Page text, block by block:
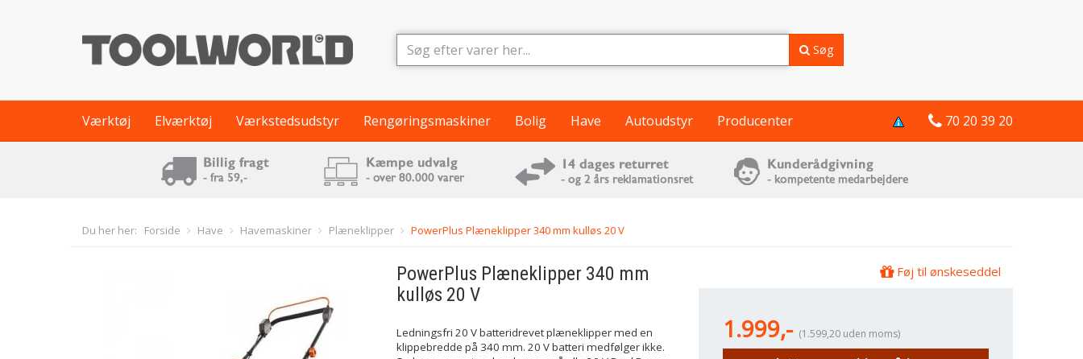
Søg
Værktøj Elværktøj Værkstedsudstyr Rengøringsmaskiner Bolig Have Autoudstyr Producenter 70 20 39 20
Du her her: Forside Have Havemaskiner Plæneklipper PowerPlus Plæneklipper 340 mm kulløs 20 V
PowerPlus Plæneklipper 340 mm
kulløs 20 V
Ledningsfri 20 V batteridrevet plæneklipper med en
klippebredde på 340 mm. 20 V batteri medfølger ikke.
Føj til ønskeseddel
1.999,- (1.599,20 uden moms)